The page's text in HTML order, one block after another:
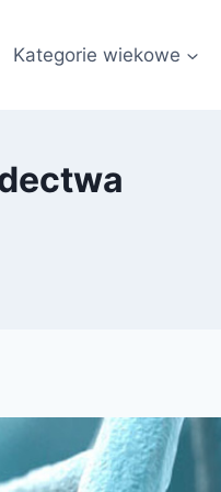
Kategorie wiekowe